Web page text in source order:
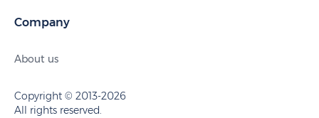
Company
About us
Copyright © 2013-2026
All rights reserved.